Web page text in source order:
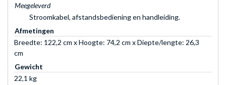
Meegeleverd
Stroomkabel, afstandsbediening en handleiding.
Afmetingen
Breedte: 122,2 cm x Hoogte: 74,2 cm x Diepte/lengte: 26,3
cm
Gewicht
22,1 kg